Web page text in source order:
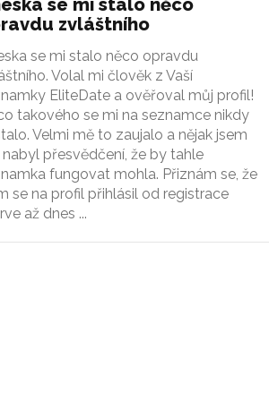
se mi stalo něco
zvláštního
se mi stalo něco opravdu
Volal mi člověk z Vaší
EliteDate a ověřoval můj profil!
takového se mi na seznamce nikdy
Velmi mě to zaujalo a nějak jsem
přesvědčení, že by tahle
fungovat mohla. Přiznám se, že
se na profil přihlásil od registrace
až dnes ...